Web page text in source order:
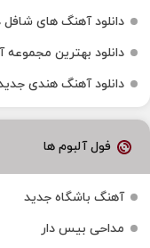
دانلود آهنگ های
دانلود بهترین
دانلود آهنگ هندی
فول آلبوم ها
آهنگ باشگاه جدید
مداحی بیس دار